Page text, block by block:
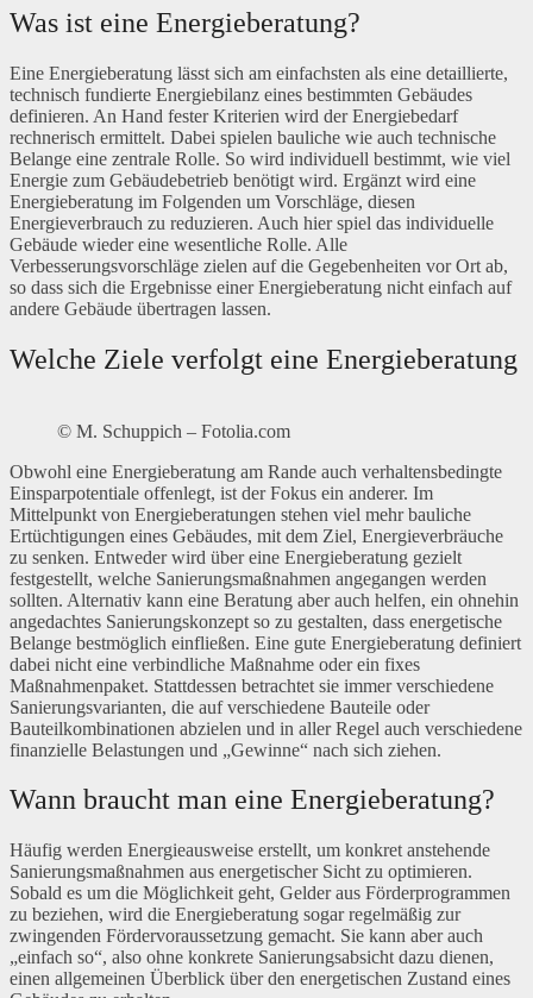
Was ist eine Energieberatung?
Eine Energieberatung lässt sich am einfachsten als eine detaillierte,
technisch fundierte Energiebilanz eines bestimmten Gebäudes
definieren. An Hand fester Kriterien wird der Energiebedarf
rechnerisch ermittelt. Dabei spielen bauliche wie auch technische
Belange eine zentrale Rolle. So wird individuell bestimmt, wie viel
Energie zum Gebäudebetrieb benötigt wird. Ergänzt wird eine
Energieberatung im Folgenden um Vorschläge, diesen
Energieverbrauch zu reduzieren. Auch hier spiel das individuelle
Gebäude wieder eine wesentliche Rolle. Alle
Verbesserungsvorschläge zielen auf die Gegebenheiten vor Ort ab,
so dass sich die Ergebnisse einer Energieberatung nicht einfach auf
andere Gebäude übertragen lassen.
Welche Ziele verfolgt eine Energieberatung
© M. Schuppich – Fotolia.com
Obwohl eine Energieberatung am Rande auch verhaltensbedingte
Einsparpotentiale offenlegt, ist der Fokus ein anderer. Im
Mittelpunkt von Energieberatungen stehen viel mehr bauliche
Ertüchtigungen eines Gebäudes, mit dem Ziel, Energieverbräuche
zu senken. Entweder wird über eine Energieberatung gezielt
festgestellt, welche Sanierungsmaßnahmen angegangen werden
sollten. Alternativ kann eine Beratung aber auch helfen, ein ohnehin
angedachtes Sanierungskonzept so zu gestalten, dass energetische
Belange bestmöglich einfließen. Eine gute Energieberatung definiert
dabei nicht eine verbindliche Maßnahme oder ein fixes
Maßnahmenpaket. Stattdessen betrachtet sie immer verschiedene
Sanierungsvarianten, die auf verschiedene Bauteile oder
Bauteilkombinationen abzielen und in aller Regel auch verschiedene
finanzielle Belastungen und „Gewinne“ nach sich ziehen.
Wann braucht man eine Energieberatung?
Häufig werden Energieausweise erstellt, um konkret anstehende
Sanierungsmaßnahmen aus energetischer Sicht zu optimieren.
Sobald es um die Möglichkeit geht, Gelder aus Förderprogrammen
zu beziehen, wird die Energieberatung sogar regelmäßig zur
zwingenden Fördervoraussetzung gemacht. Sie kann aber auch
„einfach so“, also ohne konkrete Sanierungsabsicht dazu dienen,
einen allgemeinen Überblick über den energetischen Zustand eines